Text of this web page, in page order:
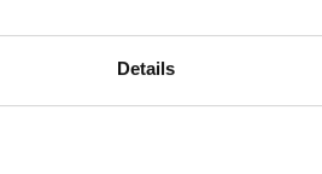
Details